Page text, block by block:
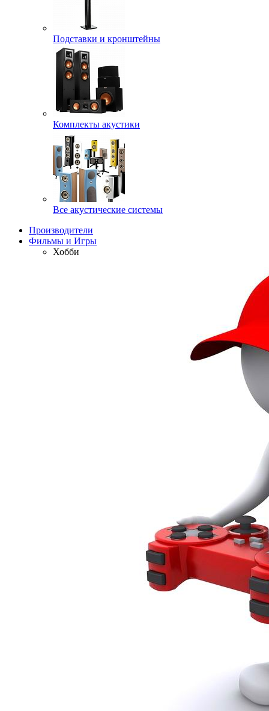
Подставки и кронштейны
Комплекты акустики
Все акустические системы
Производители
Фильмы и Игры
Хобби